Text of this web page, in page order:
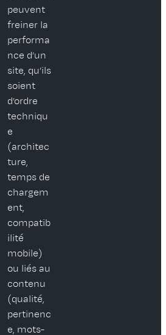
peuvent
freiner la
performa
nce d’un
site, qu’ils
soient
d’ordre
techniqu
e
(architec
ture,
temps de
chargem
ent,
compatib
ilité
mobile)
ou liés au
contenu
(qualité,
pertinenc
e, mots-